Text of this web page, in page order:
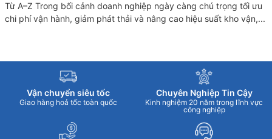
Từ A–Z Trong bối cảnh doanh nghiệp ngày càng chú trọng tối ưu
chi phí vận hành, giảm phát thải và nâng cao hiệu suất kho vận,...
Vận chuyển siêu tốc
Giao hàng hoả tốc toàn quốc
Chuyên Nghiệp Tin Cậy
Kinh nghiệm 20 năm trong lĩnh vực
công nghiệp